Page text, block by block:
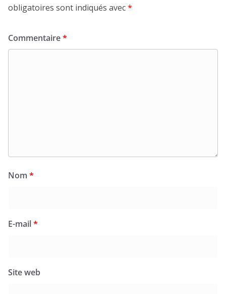
obligatoires sont indiqués avec*
Commentaire*
Nom *
E-mail*
Site web